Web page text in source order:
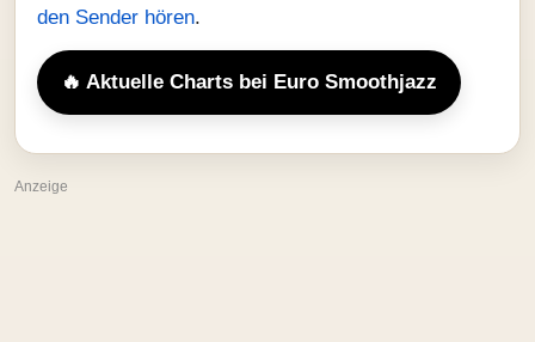
den Sender hören.
🔥 Aktuelle Charts bei Euro Smoothjazz
Anzeige